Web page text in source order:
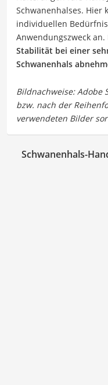
Schwanenhalses. Hier
individuellen
Anwendungszweck
Stabilität bei einer
Schwanenhals
Schwanenhals-